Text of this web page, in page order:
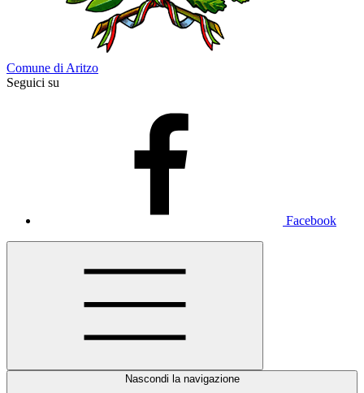
Comune di Aritzo
Seguici su
Facebook
Nascondi la navigazione